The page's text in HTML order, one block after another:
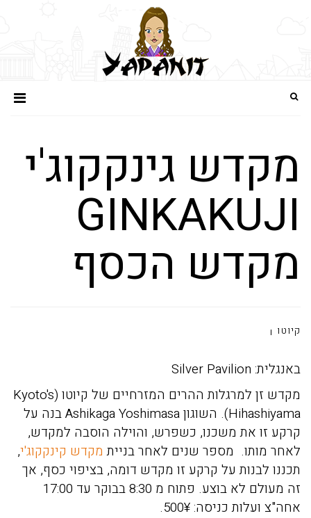
מקדש גינקקוג'י
GINKAKUJI
מקדש הכסף
קיוטו
באנגלית: Silver Pavilion
מקדש זן למרגלות ההרים המזרחיים של קיוטו (Kyoto's
Hihashiyama). השוגון Ashikaga Yoshimasa בנה על
קרקע זו את משכנו, כשפרש, והוילה הוסבה למקדש,
לאחר מותו. מספר שנים לאחר בניית מקדש קינקקוג'י,
תכננו לבנות על קרקע זו מקדש דומה, בציפוי כסף, אך
זה מעולם לא בוצע. פתוח מ 8:30 בבוקר עד 17:00
אחה"צ ועלות כניסה: 500¥.